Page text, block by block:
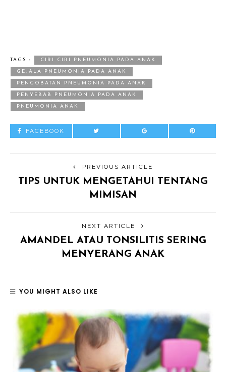
TAGS : CIRI CIRI PNEUMONIA PADA ANAK
GEJALA PNEUMONIA PADA ANAK
PENGOBATAN PNEUMONIA PADA ANAK
PENYEBAB PNEUMONIA PADA ANAK
PNEUMONIA ANAK
FACEBOOK
PREVIOUS ARTICLE
TIPS UNTUK MENGETAHUI TENTANG
MIMISAN
NEXT ARTICLE
AMANDEL ATAU TONSILITIS SERING
MENYERANG ANAK
YOU MIGHT ALSO LIKE